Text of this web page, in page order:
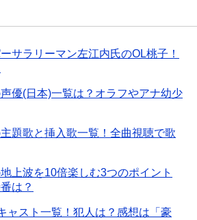
サラリーマン左江内氏のOL桃子！
優(日本)一覧は？オラフやアナ幼少
題歌と挿入歌一覧！全曲視聴で歌
上波を10倍楽しむ3つのポイント
は？
ャスト一覧！犯人は？感想は「豪